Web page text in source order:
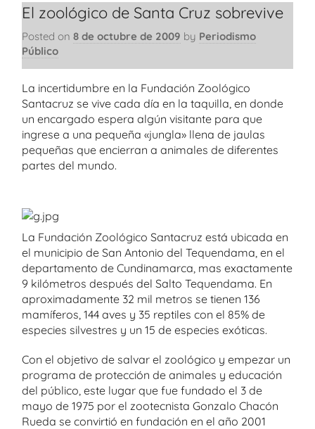
El zoológico de Santa Cruz sobrevive
Posted on 8 de octubre de 2009 by Periodismo
Público
La incertidumbre en la Fundación Zoológico
Santacruz se vive cada día en la taquilla, en donde
un encargado espera algún visitante para que
ingrese a una pequeña «jungla» llena de jaulas
pequeñas que encierran a animales de diferentes
partes del mundo.
La Fundación Zoológico Santacruz está ubicada en
el municipio de San Antonio del Tequendama, en el
departamento de Cundinamarca, mas exactamente
9 kilómetros después del Salto Tequendama. En
aproximadamente 32 mil metros se tienen 136
mamíferos, 144 aves y 35 reptiles con el 85% de
especies silvestres y un 15 de especies exóticas.
Con el objetivo de salvar el zoológico y empezar un
programa de protección de animales y educación
del público, este lugar que fue fundado el 3 de
mayo de 1975 por el zootecnista Gonzalo Chacón
Rueda se convirtió en fundación en el año 2001